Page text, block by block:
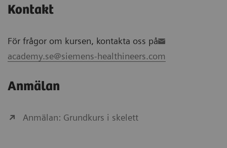
Kontakt
För frågor om kursen, kontakta oss på
academy.se@siemens-healthineers.com
Anmälan
Anmälan: Grundkurs i skelett